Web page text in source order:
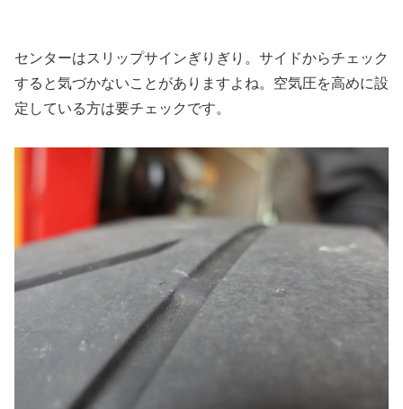
センターはスリップサインぎりぎり。サイドからチェック
すると気づかないことがありますよね。空気圧を高めに設
定している方は要チェックです。